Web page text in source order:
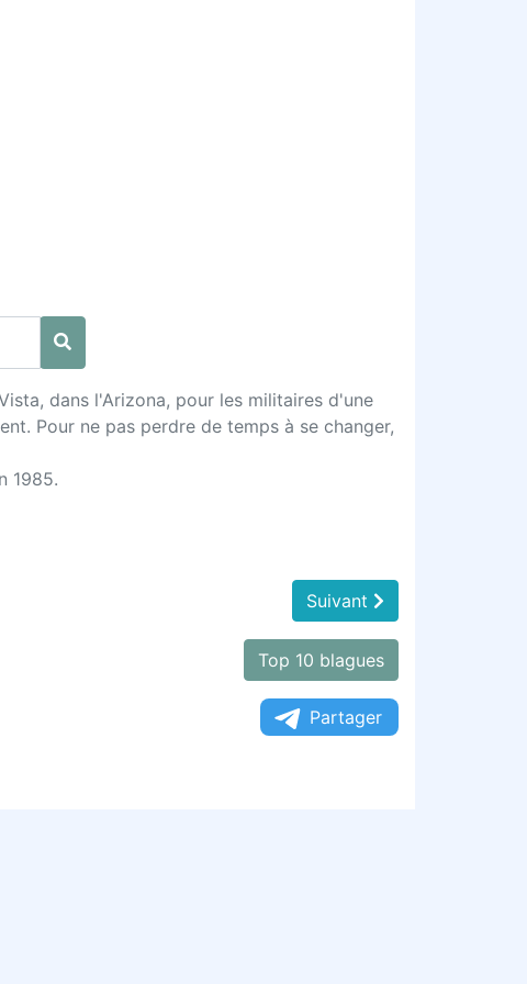
dans l'Arizona, pour les militaires d'une
Pour ne pas perdre de temps à se changer,
1985.
Suivant
Top 10 blagues
Partager